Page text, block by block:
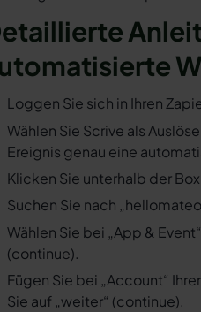
Loggen Sie sich in Ihren
Wählen Sie Scrive als
Ereignis genau eine
Klicken Sie unterhalb der
Suchen Sie nach
Wählen Sie bei „App &
(continue).
Fügen Sie bei „Account“
Sie auf „weiter“ (continue).